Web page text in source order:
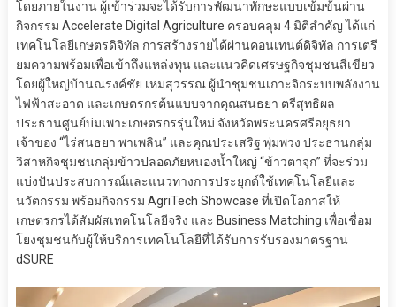
โดยภายในงาน ผู้เข้าร่วมจะได้รับการพัฒนาทักษะแบบเข้มข้นผ่าน
กิจกรรม Accelerate Digital Agriculture ครอบคลุม 4 มิติสำคัญ ได้แก่
เทคโนโลยีเกษตรดิจิทัล การสร้างรายได้ผ่านคอนเทนต์ดิจิทัล การเตรี
ยมความพร้อมเพื่อเข้าถึงแหล่งทุน และแนวคิดเศรษฐกิจชุมชนสีเขียว
โดยผู้ใหญ่บ้านณรงค์ชัย เหมสุวรรณ ผู้นำชุมชนเกาะจิกระบบพลังงาน
ไฟฟ้าสะอาด และเกษตรกรต้นแบบจากคุณสนธยา ตรีสุทธิผล
ประธานศูนย์บ่มเพาะเกษตรกรรุ่นใหม่ จังหวัดพระนครศรีอยุธยา
เจ้าของ “ไร่สนธยา พาเพลิน” และคุณประเสริฐ พุ่มพวง ประธานกลุ่ม
วิสาหกิจชุมชนกลุ่มข้าวปลอดภัยหนองน้ำใหญ่ “ข้าวตาจุก” ที่จะร่วม
แบ่งปันประสบการณ์และแนวทางการประยุกต์ใช้เทคโนโลยีและ
นวัตกรรม พร้อมกิจกรรม AgriTech Showcase ที่เปิดโอกาสให้
เกษตรกรได้สัมผัสเทคโนโลยีจริง และ Business Matching เพื่อเชื่อม
โยงชุมชนกับผู้ให้บริการเทคโนโลยีที่ได้รับการรับรองมาตรฐาน
dSURE